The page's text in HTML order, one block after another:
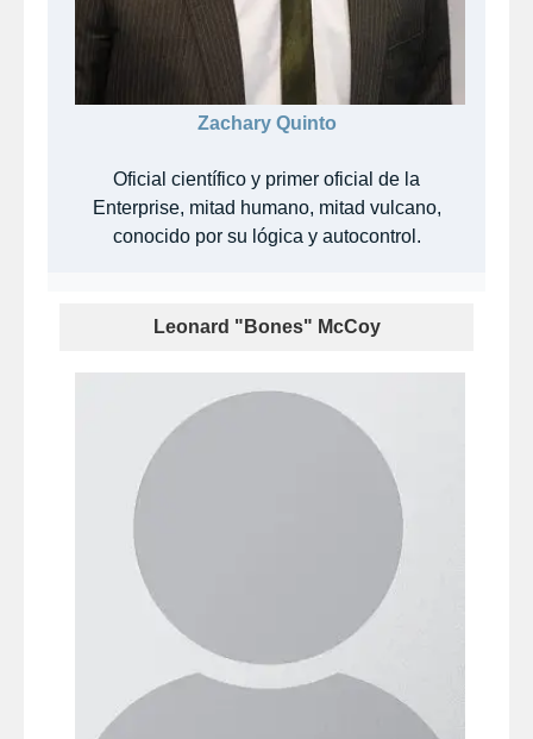
Zachary Quinto
Oficial científico y primer oficial de la
Enterprise, mitad humano, mitad vulcano,
conocido por su lógica y autocontrol.
Leonard "Bones" McCoy